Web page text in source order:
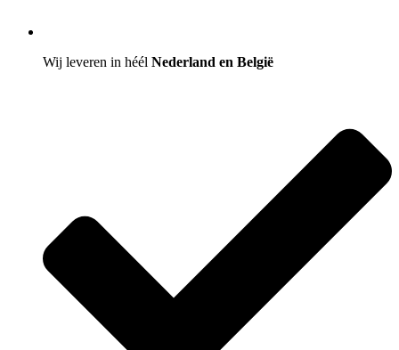
Wij leveren in héél Nederland en België